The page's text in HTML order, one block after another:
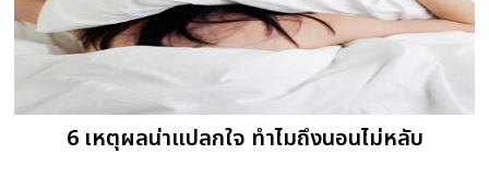
6 เหตุผลน่าแปลกใจ ทำไมถึงนอนไม่หลับ